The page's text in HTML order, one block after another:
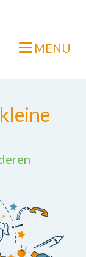
Navigatie
MENU